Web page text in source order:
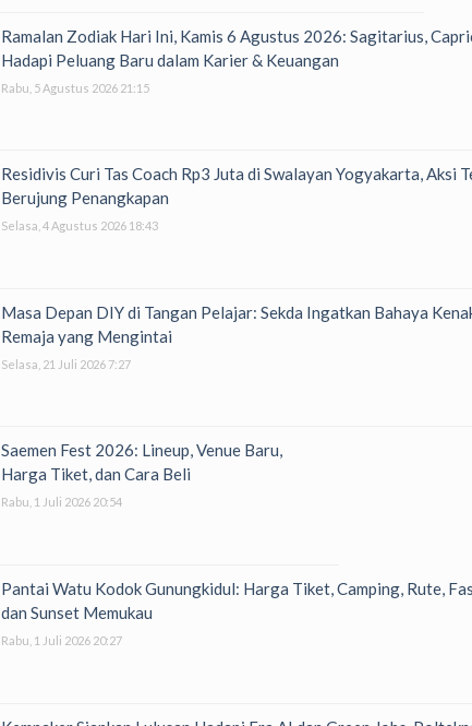
Ramalan Zodiak Hari Ini, Kamis 6 Agustus 2026: Sagitarius,
Hadapi Peluang Baru dalam Karier & Keuangan
Rabu, 5 Agustus 2026 21:15
Residivis Curi Tas Coach Rp3 Juta di Swalayan Yogyakarta, Aksi
Berujung Penangkapan
Selasa, 4 Agustus 2026 18:43
Masa Depan DIY di Tangan Pelajar: Sekda Ingatkan Bahaya
Remaja yang Mengintai
Selasa, 21 Juli 2026 7:27
Saemen Fest 2026: Lineup, Venue Baru,
Harga Tiket, dan Cara Beli
Rabu, 1 Juli 2026 20:54
Pantai Watu Kodok Gunungkidul: Harga Tiket, Camping, Rute,
dan Sunset Memukau
Rabu, 1 Juli 2026 20:27